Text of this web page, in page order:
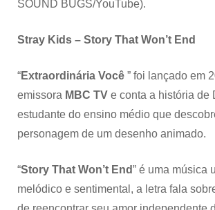
SOUND BUGS/YouTube).
Stray Kids – Story That Won’t End
“Extraordinária Você ” foi lançado em
emissora MBC TV e conta a história de
estudante do ensino médio que
personagem de um desenho animado.
“Story That Won’t End” é uma música
melódico e sentimental, a letra fala